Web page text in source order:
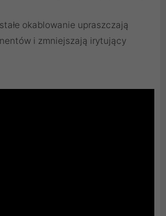
okablowanie upraszczają
i zmniejszają irytujący